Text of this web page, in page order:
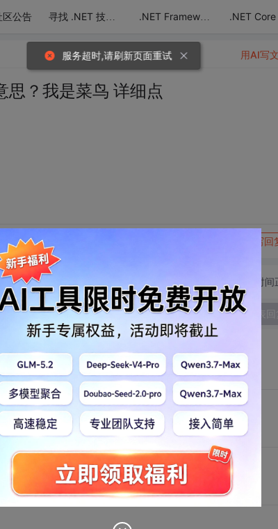
区公告 寻找 .NET 技术达人 .NET Framework .NET Core
思？我是菜鸟 详细点
转发到动态 写回
用AI写
切换为时间
发表回
服务超时,请刷新页面重试